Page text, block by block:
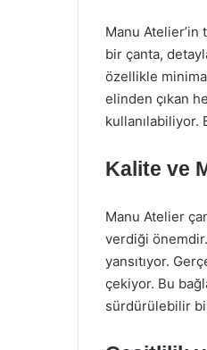
Manu
bir çanta,
özellikle
elinden çıkan
kullanılabiliyor.
Kalite ve
Manu Atelier
verdiği
yansıtıyor.
çekiyor. Bu
sürdürülebilir